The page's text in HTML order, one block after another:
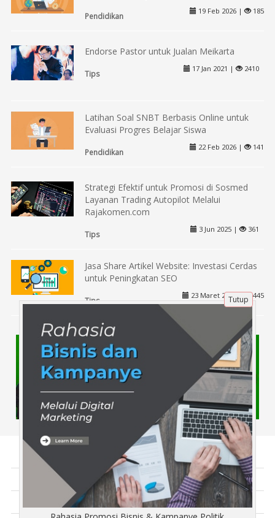
Pendidikan
19 Feb 2026 | 185
Endorse Pastor untuk Jualan Meikarta
Tips
17 Jan 2021 | 2410
Latihan Soal SNBT Berbasis Online untuk
Evaluasi Progres Belajar Siswa
Pendidikan
22 Feb 2026 | 141
Strategi Efektif untuk Promosi di Sosmed
Layanan Trading Autopilot Melalui
Rajakomen.com
Tips
3 Jun 2025 | 361
Jasa Share Artikel Website: Investasi Cerdas
untuk Peningkatan SEO
Tips
23 Maret 2025 | 445
Tentang Kami
Artikel
Disclaimer
Tutup